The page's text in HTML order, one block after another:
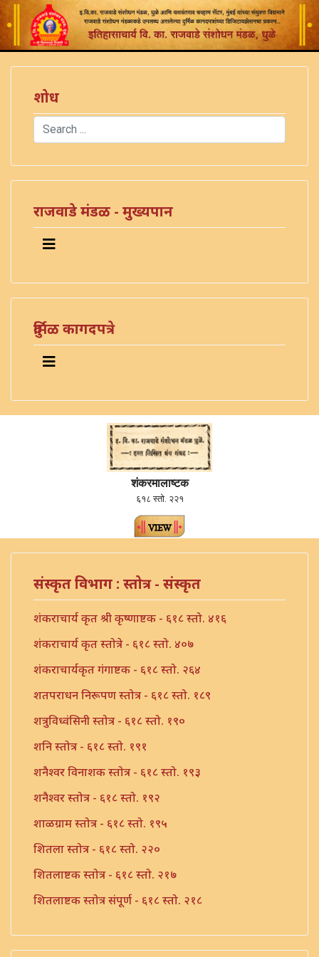
शोध
Search
राजवाडे मंडळ - मुख्यपान
दुर्मिळ कागदपत्रे
शंकरमालाष्टक
६१८ स्तो. २२१
संस्कृत विभाग : स्तोत्र - संस्कृत
शंकराचार्य कृत श्री कृष्णाष्टक - ६१८ स्तो. ४१६
शंकराचार्य कृत स्तोत्रे - ६१८ स्तो. ४०७
शंकराचार्यकृत गंगाष्टक - ६१८ स्तो. २६४
शतपराधन निरूपण स्तोत्र - ६१८ स्तो. १८९
शत्रुविध्वंसिनी स्तोत्र - ६१८ स्तो. १९०
शनि स्तोत्र - ६१८ स्तो. १९१
शनैश्वर विनाशक स्तोत्र - ६१८ स्तो. १९३
शनैश्वर स्तोत्र - ६१८ स्तो. १९२
शाळग्राम स्तोत्र - ६१८ स्तो. १९५
शितला स्तोत्र - ६१८ स्तो. २२०
शितलाष्टक स्तोत्र - ६१८ स्तो. २१७
शितलाष्टक स्तोत्र संपूर्ण - ६१८ स्तो. २१८
शिव शिव शिवशंभो श्री महादेव - ६१८ स्तो. १९६